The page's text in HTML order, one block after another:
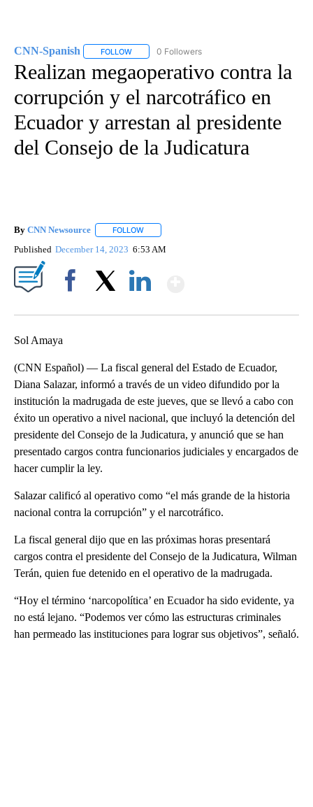
CNN-Spanish FOLLOW FOLLOW "CNN-SPANISH" TO RECEIVE
0 Followers
Realizan megaoperativo contra la
corrupción y el narcotráfico en
Ecuador y arrestan al presidente
del Consejo de la Judicatura
By CNN Newsource FOLLOW
Published December 14, 2023 6:53 AM
Sol Amaya
(CNN Español) — La fiscal general del Estado de Ecuador,
Diana Salazar, informó a través de un video difundido por la
institución la madrugada de este jueves, que se llevó a cabo con
éxito un operativo a nivel nacional, que incluyó la detención del
presidente del Consejo de la Judicatura, y anunció que se han
presentado cargos contra funcionarios judiciales y encargados de
hacer cumplir la ley.
Salazar calificó al operativo como “el más grande de la historia
nacional contra la corrupción” y el narcotráfico.
La fiscal general dijo que en las próximas horas presentará
cargos contra el presidente del Consejo de la Judicatura, Wilman
Terán, quien fue detenido en el operativo de la madrugada.
“Hoy el término ‘narcopolítica’ en Ecuador ha sido evidente, ya
no está lejano. “Podemos ver cómo las estructuras criminales
han permeado las instituciones para lograr sus objetivos”, señaló.